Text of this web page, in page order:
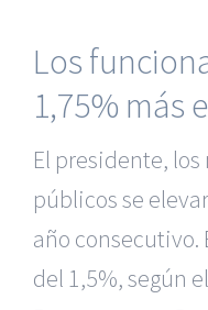
Los
1,75% más
El presidente,
públicos se
año consecutivo.
del 1,5%, según